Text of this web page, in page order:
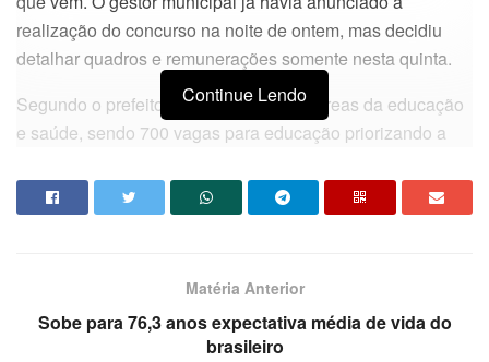
realização do concurso na noite de ontem, mas decidiu
detalhar quadros e remunerações somente nesta quinta.
Segundo o prefeito, será priorizado as áreas da educação
e saúde, sendo 700 vagas para educação priorizando a
Maternidade Cândida Vargas e no Ortotrauma de
Mangabeira. O concurso ainda oferecerá vagas para área
concurso sejam convocados até novembro de 2020.
Veja a divisão de vagas:
Continue Lendo
Matéria Anterior
Sobe para 76,3 anos expectativa média de vida do
brasileiro